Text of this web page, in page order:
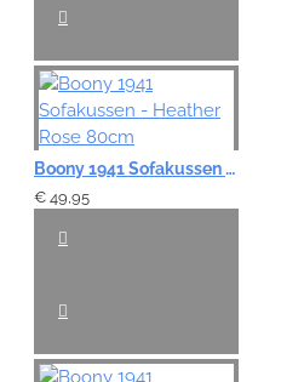
Boony 1941 Sofakussen - Heather Rose 80cm
€ 49,95